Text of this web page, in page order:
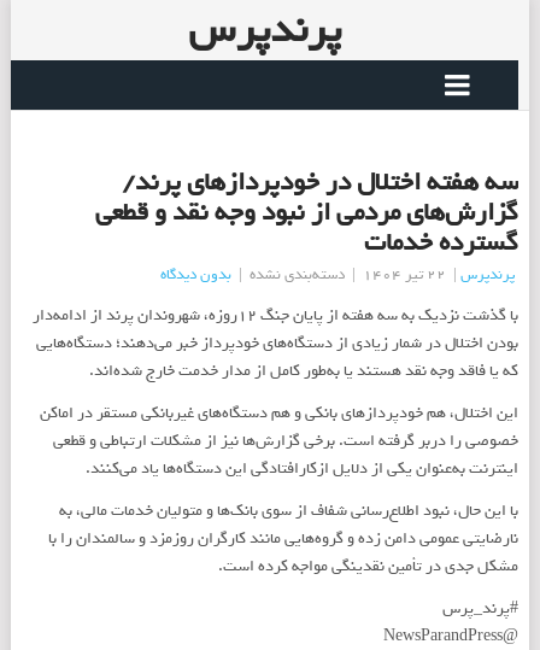
پرندپرس
سه هفته اختلال در خودپردازهای پرند/
گزارش‌های مردمی از نبود وجه نقد و قطعی
گسترده خدمات
پرندپرس| 22 تیر 1404 | دسته‌بندی نشده | بدون دیدگاه
با گذشت نزدیک به سه هفته از پایان جنگ ۱۲روزه، شهروندان پرند از ادامه‌دار
بودن اختلال در شمار زیادی از دستگاه‌های خودپرداز خبر می‌دهند؛ دستگاه‌هایی
که یا فاقد وجه نقد هستند یا به‌طور کامل از مدار خدمت خارج شده‌اند.
این اختلال، هم خودپردازهای بانکی و هم دستگاه‌های غیربانکی مستقر در اماکن
خصوصی را دربر گرفته است. برخی گزارش‌ها نیز از مشکلات ارتباطی و قطعی
اینترنت به‌عنوان یکی از دلایل ازکارافتادگی این دستگاه‌ها یاد می‌کنند.
با این حال، نبود اطلاع‌رسانی شفاف از سوی بانک‌ها و متولیان خدمات مالی، به
نارضایتی عمومی دامن زده و گروه‌هایی مانند کارگران روزمزد و سالمندان را با
مشکل جدی در تأمین نقدینگی مواجه کرده است.
#پرند_پرس
@NewsParandPress